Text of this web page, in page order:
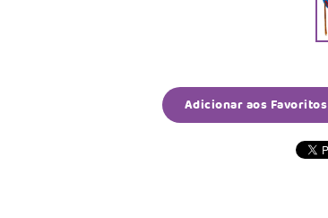
Adicionar aos Favoritos